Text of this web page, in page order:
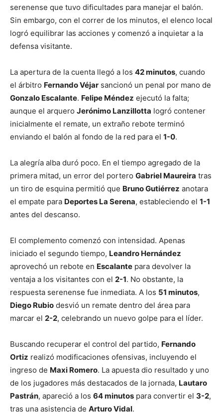
serenense que tuvo dificultades para manejar el balón.
Sin embargo, con el correr de los minutos, el elenco local
logró equilibrar las acciones y comenzó a inquietar a la
defensa visitante.
La apertura de la cuenta llegó a los 42 minutos, cuando
el árbitro Fernando Véjar sancionó un penal por mano de
Gonzalo Escalante. Felipe Méndez ejecutó la falta;
aunque el arquero Jerónimo Lanzillotta logró contener
inicialmente el remate, un extraño rebote terminó
enviando el balón al fondo de la red para el 1-0.
La alegría alba duró poco. En el tiempo agregado de la
primera mitad, un error del portero Gabriel Maureira tras
un tiro de esquina permitió que Bruno Gutiérrez anotara
el empate para Deportes La Serena, estableciendo el 1-1
antes del descanso.
El complemento comenzó con intensidad. Apenas
iniciado el segundo tiempo, Leandro Hernández
aprovechó un rebote en Escalante para devolver la
ventaja a los visitantes con el 2-1. No obstante, la
respuesta serenense fue inmediata. A los 51 minutos,
Diego Rubio desvió un remate dentro del área para
marcar el 2-2, celebrando un nuevo golpe para el líder.
Buscando recuperar el control del partido, Fernando
Ortiz realizó modificaciones ofensivas, incluyendo el
ingreso de Maxi Romero. La apuesta dio resultado y uno
de los jugadores más destacados de la jornada, Lautaro
Pastrán, apareció a los 64 minutos para convertir el 3-2,
tras una asistencia de Arturo Vidal.